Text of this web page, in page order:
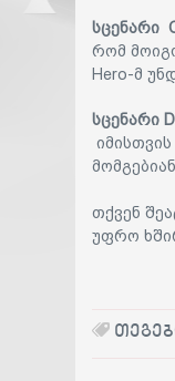
სცენარი
რომ
Hero-მ
სცენარი D
თქვენ
უფრო